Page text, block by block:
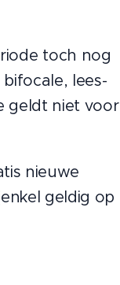
toch nog
lees-
geldt niet voor
nieuwe
geldig op